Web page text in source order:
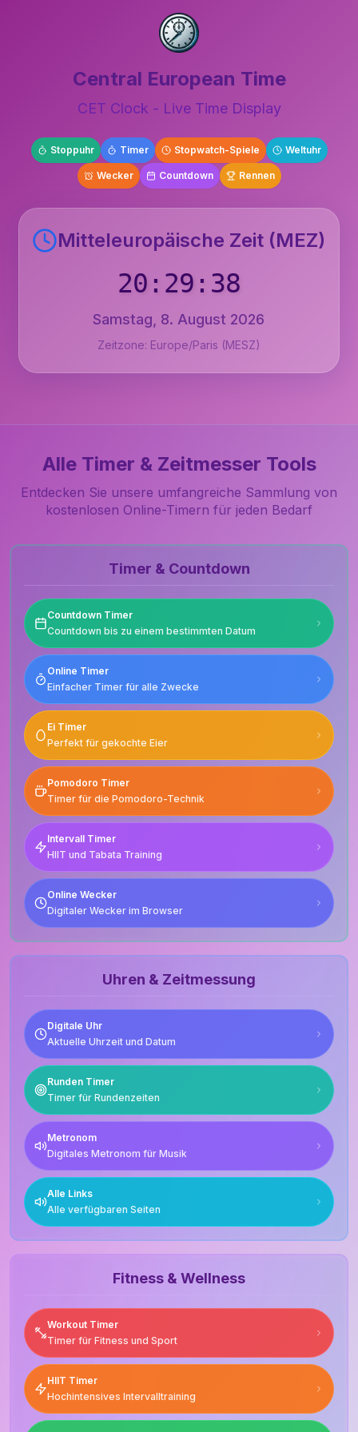
Central European Time
CET Clock - Live Time Display
Stoppuhr Timer Stopwatch-Spiele Weltuhr
Wecker Countdown Rennen
Mitteleuropäische Zeit (MEZ)
20:29:39
Samstag, 8. August 2026
Zeitzone: Europe/Paris (MESZ)
Alle Timer & Zeitmesser Tools
Entdecken Sie unsere umfangreiche Sammlung von
kostenlosen Online-Timern für jeden Bedarf
Timer & Countdown
Countdown Timer
Countdown bis zu einem bestimmten Datum
Online Timer
Einfacher Timer für alle Zwecke
Ei Timer
Perfekt für gekochte Eier
Pomodoro Timer
Timer für die Pomodoro-Technik
Intervall Timer
HIIT und Tabata Training
Online Wecker
Digitaler Wecker im Browser
Uhren & Zeitmessung
Digitale Uhr
Aktuelle Uhrzeit und Datum
Runden Timer
Timer für Rundenzeiten
Metronom
Digitales Metronom für Musik
Alle Links
Alle verfügbaren Seiten
Fitness & Wellness
Workout Timer
Timer für Fitness und Sport
HIIT Timer
Hochintensives Intervalltraining